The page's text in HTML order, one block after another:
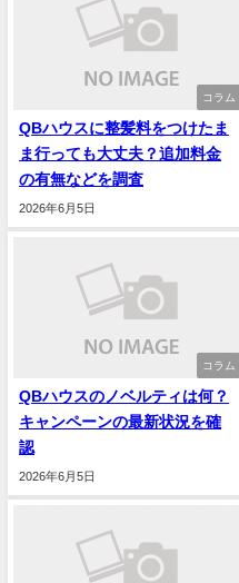
コラム
QBハウスに整髪料をつけたま
ま行っても大丈夫？追加料金
の有無などを調査
2026年6月5日
コラム
QBハウスのノベルティは何？
キャンペーンの最新状況を確
認
2026年6月5日